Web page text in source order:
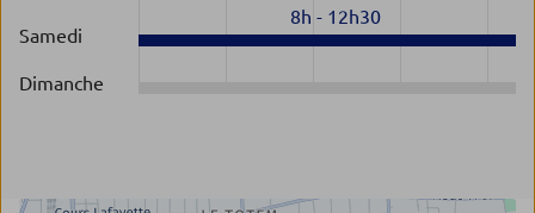
Samedi
8h - 12h30
Dimanche